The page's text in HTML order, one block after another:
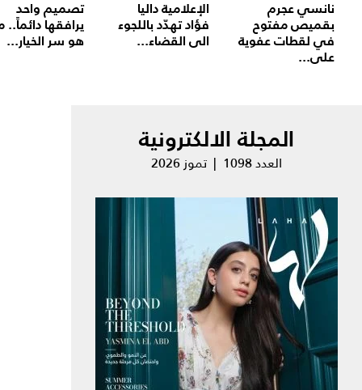
نانسي عجرم
بقميص مفتوح
في لقطات عفوية
على...
الإعلامية داليا
فؤاد تهدّد باللجوء
الى القضاء...
تصميم واحد
يرافقها دائماً..
هو سر الخيار...
المجلة الالكترونية
العدد 1098 | تموز 2026